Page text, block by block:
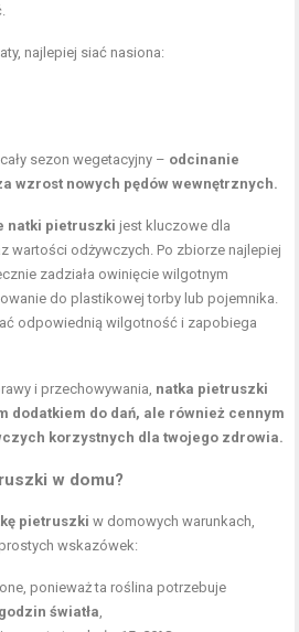
najlepiej siać nasiona:
sezon wegetacyjny – odcinanie
wzrost nowych pędów wewnętrznych.
natki pietruszki jest kluczowe dla
wartości odżywczych. Po zbiorze najlepiej
zadziała owinięcie wilgotnym
do plastikowej torby lub pojemnika.
odpowiednią wilgotność i zapobiega
i przechowywania, natka pietruszki
dodatkiem do dań, ale również cennym
korzystnych dla twojego zdrowia.
w domu?
pietruszki w domowych warunkach,
wskazówek:
ponieważ ta roślina potrzebuje
światła